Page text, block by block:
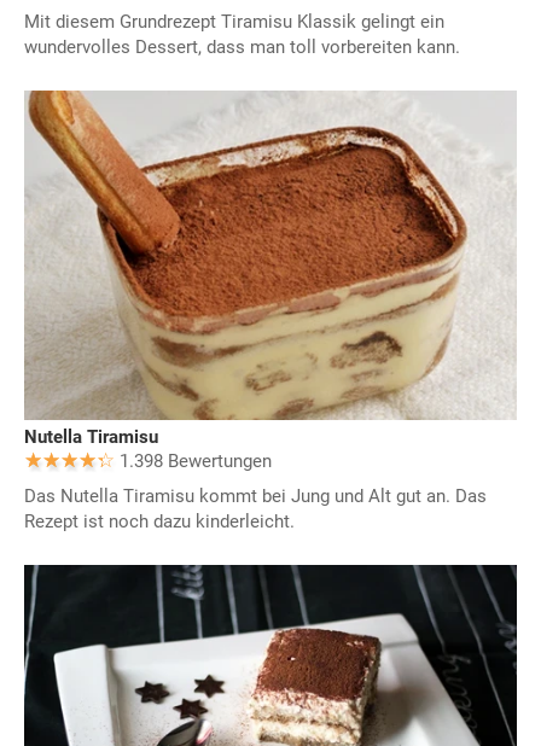
Mit diesem Grundrezept Tiramisu Klassik gelingt ein
wundervolles Dessert, dass man toll vorbereiten kann.
Nutella Tiramisu
1.398 Bewertungen
Das Nutella Tiramisu kommt bei Jung und Alt gut an. Das
Rezept ist noch dazu kinderleicht.